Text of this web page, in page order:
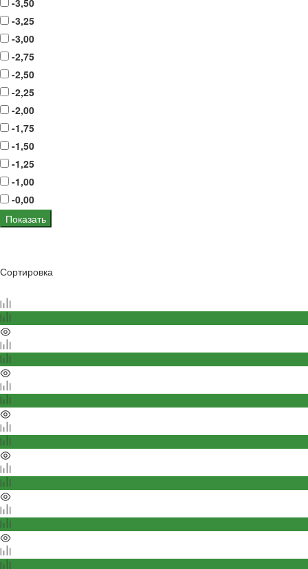
-3,50
-3,25
-3,00
-2,75
-2,50
-2,25
-2,00
-1,75
-1,50
-1,25
-1,00
-0,00
Показать
Сортировка